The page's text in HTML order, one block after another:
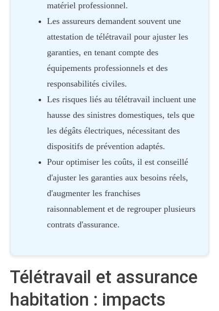
matériel professionnel.
Les assureurs demandent souvent une
attestation de télétravail pour ajuster les
garanties, en tenant compte des
équipements professionnels et des
responsabilités civiles.
Les risques liés au télétravail incluent une
hausse des sinistres domestiques, tels que
les dégâts électriques, nécessitant des
dispositifs de prévention adaptés.
Pour optimiser les coûts, il est conseillé
d'ajuster les garanties aux besoins réels,
d'augmenter les franchises
raisonnablement et de regrouper plusieurs
contrats d'assurance.
Télétravail et assurance
habitation : impacts